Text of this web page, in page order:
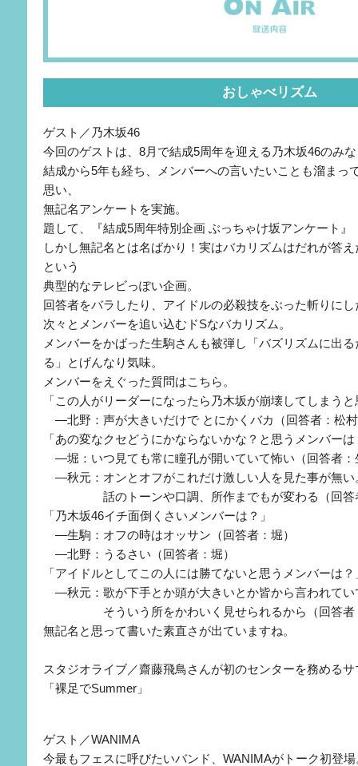
おしゃべリズム
ゲスト／乃木坂46
今回のゲストは、8月で結成5周年を迎える乃木坂46のみ
結成から5年も経ち、メンバーへの言いたいことも溜まっ
思い、
無記名アンケートを実施。
題して、『結成5周年特別企画 ぶっちゃけ坂アンケート』
しかし無記名とは名ばかり！実はバカリズムはだれが答
という
典型的なテレビっぽい企画。
回答者をバラしたり、アイドルの必殺技をぶった斬りにし
次々とメンバーを追い込むドSなバカリズム。
メンバーをかばった生駒さんも被弾し「バズリズムに出
る」とげんなり気味。
メンバーをえぐった質問はこちら。
「この人がリーダーになったら乃木坂が崩壊してしまう
―北野：声が大きいだけで とにかくバカ（回答者：松
「あの変なクセどうにかならないかな？と思うメンバーは
―堀：いつ見ても常に瞳孔が開いていて怖い（回答者：
―秋元：オンとオフがこれだけ激しい人を見た事が無い
話のトーンや口調、所作までもが変わる（回答
「乃木坂46イチ面倒くさいメンバーは？」
―生駒：オフの時はオッサン（回答者：堀）
―北野：うるさい（回答者：堀）
「アイドルとしてこの人には勝てないと思うメンバーは？
―秋元：歌が下手とか頭が大きいとか皆から言われてい
そういう所をかわいく見せられるから（回答者
無記名と思って書いた素直さが出ていますね。
スタジオライブ／齋藤飛鳥さんが初のセンターを務める
「裸足でSummer」
ゲスト／WANIMA
今最もフェスに呼びたいバンド、WANIMAがトーク初登場